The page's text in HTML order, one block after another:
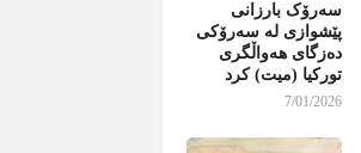
سەرۆک بارزانی
پێشوازی لە سەرۆکی
دەزگای هەواڵگری
تورکیا (میت) کرد
7/01/2026